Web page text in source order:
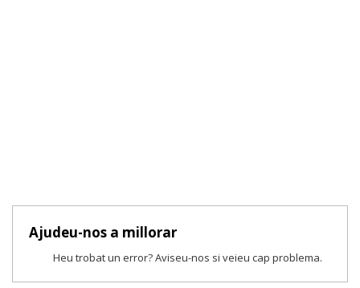
Ajudeu-nos a millorar
Heu trobat un error? Aviseu-nos si veieu cap problema.